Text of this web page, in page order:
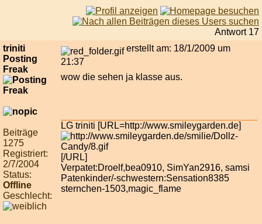
Antwort 17
triniti
Posting
Freak
Beiträge
1275
Registriert:
2/7/2004
Status:
Offline
Geschlecht:
erstellt am: 18/1/2009 um
21:37
wow die sehen ja klasse aus.
LG triniti [URL=http://www.smileygarden.de]
[/URL]
Verpatet:Droelf,bea0910, SimYan2916, samsi
Patenkinder/-schwestern:Sensation8385
sternchen-1503,magic_flame